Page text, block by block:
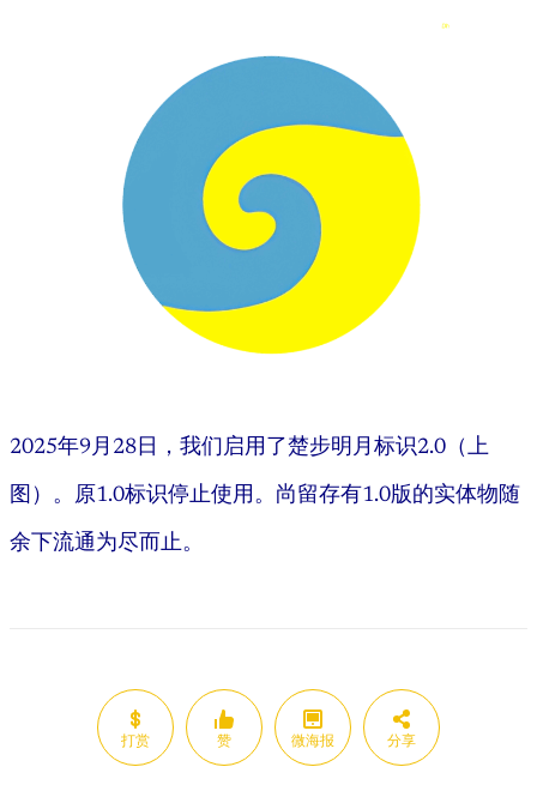
2025年9月28日，我们启用了楚步明月标识2.0（上
图）。原1.0标识停止使用。尚留存有1.0版的实体物随
余下流通为尽而止。
打赏 赞 微海报 分享